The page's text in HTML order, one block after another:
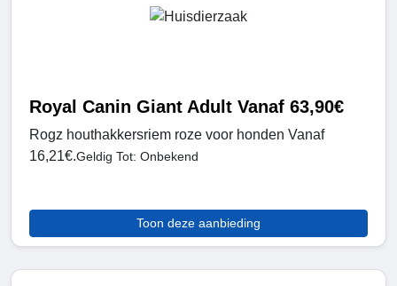
Royal Canin Giant Adult Vanaf 63,90€
Rogz houthakkersriem roze voor honden Vanaf
16,21€.Geldig Tot: Onbekend
Toon deze aanbieding